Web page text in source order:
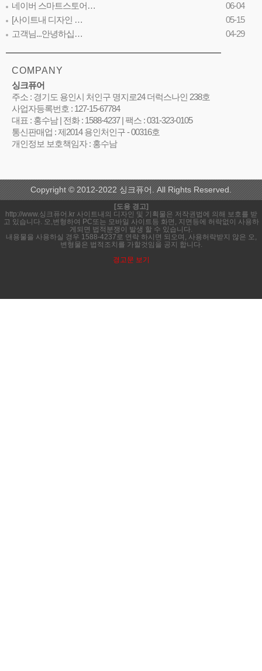
네이버 스마트스토어…
06-04
[사이트내 디자인 …
05-15
고객님...안녕하십…
04-29
COMPANY
싱크퓨어
주소 : 경기도 용인시 처인구 명지로24 더럭스나인 238호
사업자등록번호 : 127-15-67784
대표 : 홍수남 | 전화 : 1588-4237 | 팩스 : 031-323-0105
통신판매업 : 제2014 용인처인구 - 00316호
개인정보 보호책임자 : 홍수남
Copyright © 2012-2022 싱크퓨어. All Rights Reserved.
[도용 경고]
http://www.싱크퓨어.kr 사이트내의 디자인 및 기획물은 저작권법에 의해 보호를 받
고 있습니다. 오,변형하여 PC또는 모바일 사이트등 화면, 지면등에 허락없이 사용하
게되면 법적분쟁이 발생 할 수 있습니다.
내용물을 사용하실 경우 1588-4237로 연락 하시면 되오며, 사용허락받지 않은 오,
변형물은 법적조치를 가할것임을 공지 합니다.
경고문 보기